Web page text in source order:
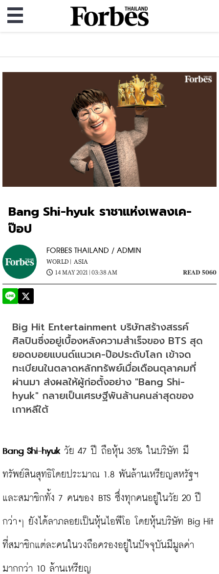
Bang Shi-hyuk ราชาแห่งเพลงเค-
ป๊อป
FORBES THAILAND / ADMIN
WORLD | ASIA
14 MAY 2021 | 03:38 AM
READ 5060
Big Hit Entertainment บริษัทสร้างสรรค์
ศิลปินซึ่งอยู่เบื้องหลังความสำเร็จของ BTS สุด
ยอดบอยแบนด์แนวเค-ป๊อประดับโลก เข้าจด
ทะเบียนในตลาดหลักทรัพย์เมื่อเดือนตุลาคมที่
ผ่านมา ส่งผลให้ผู้ก่อตั้งอย่าง "Bang Shi-
hyuk" กลายเป็นเศรษฐีพันล้านคนล่าสุดของ
เกาหลีใต้
Bang Shi-hyuk วัย 47 ปี ถือหุ้น 35% ในบริษัท มี
ทรัพย์สินสุทธิโดยประมาณ 1.8 พันล้านเหรียญสหรัฐฯ
และสมาชิกทั้ง 7 คนของ BTS ซึ่งทุกคนอยู่ในวัย 20 ปี
กว่าๆ ยังได้ลาภลอยเป็นหุ้นไอพีโอ โดยหุ้นบริษัท Big Hit
ที่สมาชิกแต่ละคนในวงถือครองอยู่ในปัจจุบันมีมูลค่า
มากกว่า 10 ล้านเหรียญ